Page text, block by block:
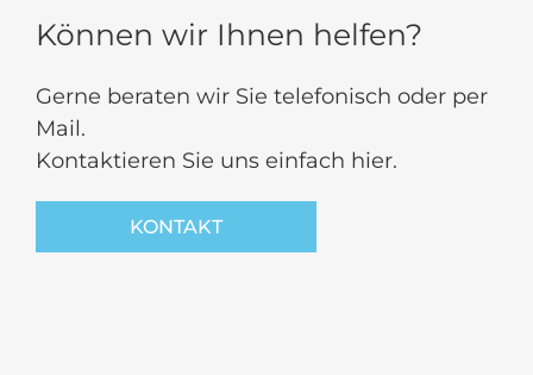
Können wir Ihnen helfen?
Gerne beraten wir Sie telefonisch oder per
Mail.
Kontaktieren Sie uns einfach hier.
KONTAKT